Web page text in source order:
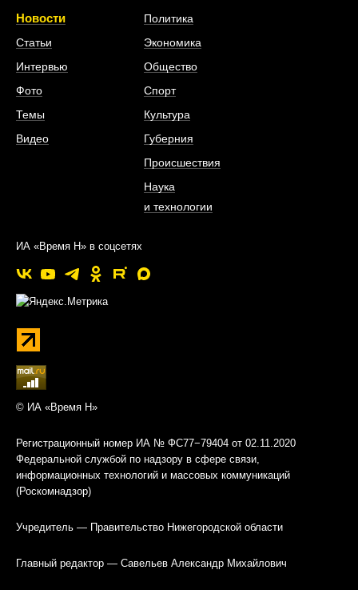
Новости
Статьи
Интервью
Фото
Темы
Видео
Политика
Экономика
Общество
Спорт
Культура
Губерния
Происшествия
Наука
и технологии
ИА «Время Н» в соцсетях
© ИА «Время Н»
Регистрационный номер ИА № ФС77−79404 от 02.11.2020
Федеральной службой по надзору в сфере связи,
информационных технологий и массовых коммуникаций
(Роскомнадзор)
Учредитель — Правительство Нижегородской области
Главный редактор — Савельев Александр Михайлович